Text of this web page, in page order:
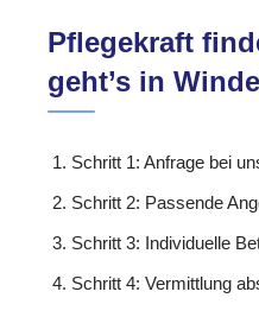
Pflegekraft
geht’s in
Schritt 1: Anfrage bei
Schritt 2: Passende
Schritt 3: Individuelle
Schritt 4: Vermittlung